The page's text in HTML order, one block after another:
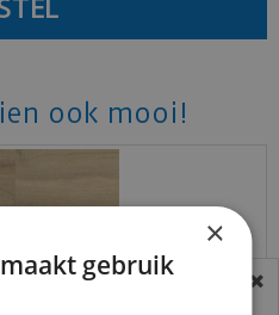
ook mooi!
×
gebruik